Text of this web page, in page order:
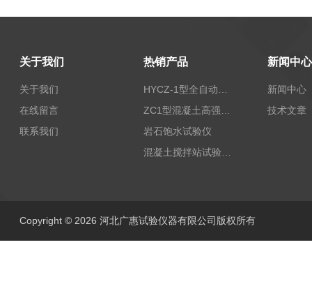
关于我们
关于我们
在线留言
联系我们
热销产品
岩石饱水试验仪
新闻中心
新闻中心
技术文章
Copyright © 2026 河北广惠试验仪器有限公司版权所有